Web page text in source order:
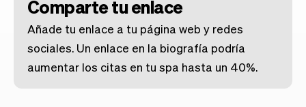
Comparte tu enlace
Añade tu enlace a tu página web y redes
sociales. Un enlace en la biografía podría
aumentar los citas en tu spa hasta un 40%.